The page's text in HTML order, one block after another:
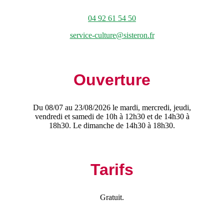
04 92 61 54 50
service-culture@sisteron.fr
Ouverture
Du 08/07 au 23/08/2026 le mardi, mercredi, jeudi,
vendredi et samedi de 10h à 12h30 et de 14h30 à
18h30. Le dimanche de 14h30 à 18h30.
Tarifs
Gratuit.